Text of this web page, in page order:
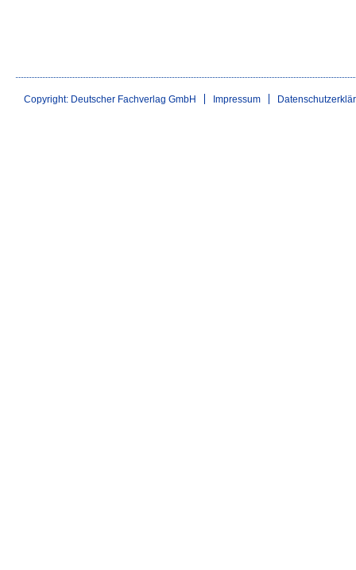
Copyright: Deutscher Fachverlag GmbH Impressum